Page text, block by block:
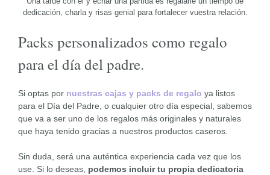
dedicación, charla y risas genial para fortalecer vuestra relación.
Packs personalizados como regalo
para el día del padre.
Si optas por nuestras cajas y packs de regalo ya listos
para el Día del Padre, o cualquier otro día especial, sabemos
que va a ser uno de los regalos más originales y naturales
que haya tenido gracias a nuestros productos caseros.
Sin duda, será una auténtica experiencia cada vez que los
use. Si lo deseas, podemos incluir tu propia dedicatoria